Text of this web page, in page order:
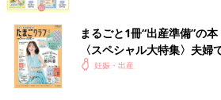
まるごと1冊“出産準備”の
〈スペシャル大特集〉夫
妊娠・出産